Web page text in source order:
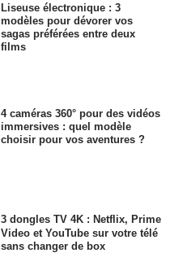
Liseuse électronique : 3
modèles pour dévorer vos
sagas préférées entre deux
films
4 caméras 360° pour des vidéos
immersives : quel modèle
choisir pour vos aventures ?
3 dongles TV 4K : Netflix, Prime
Video et YouTube sur votre télé
sans changer de box